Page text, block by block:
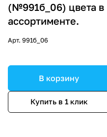
(№991б_06) цвета в
ассортименте.
Арт. 991б_06
В корзину
Купить в 1 клик